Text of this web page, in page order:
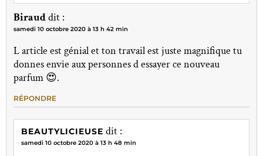
Birauddit :
samedi 10 octobre 2020 à 13 h 42 min
L article est génial et ton travail est juste magnifique tu
donnes envie aux personnes d essayer ce nouveau
parfum 😍.
RÉPONDRE
BEAUTYLICIEUSE dit :
samedi 10 octobre 2020 à 13 h 48 min